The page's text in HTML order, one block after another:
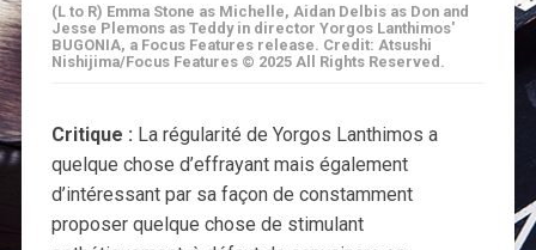
(L to R) Emma Stone as Michelle, Aidan Delbis as Don and
Jesse Plemons as Teddy in director Yorgos Lanthimos'
BUGONIA, a Focus Features release. Credit: Atsushi
Nishijima/Focus Features © 2025 All Rights Reserved.
Critique : La régularité de Yorgos Lanthimos a
quelque chose d’effrayant mais également
d’intéressant par sa façon de constamment
proposer quelque chose de stimulant